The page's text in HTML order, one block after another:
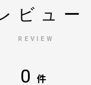
ビュー
REVIEW
0 件